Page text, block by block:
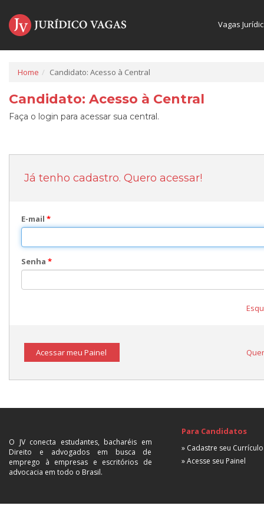
Vagas
Home Candidato: Acesso à Central
Candidato: Acesso à Central
Faça o login para acessar sua central.
Já tenho cadastro. Quero acessar!
E-mail *
Senha *
Acessar meu Painel
O JV conecta estudantes, bacharéis em
Direito e advogados em busca de
emprego à empresas e escritórios de
advocacia em todo o Brasil.
Para Candidatos
» Cadastre seu Currículo
» Acesse seu Painel